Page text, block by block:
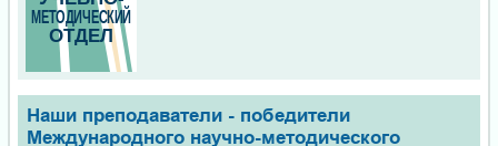
Наши преподаватели - победители
Международного научно-методического